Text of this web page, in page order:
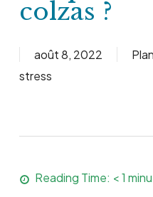
colzas ?
août 8, 2022
stress
Reading Time: < 1